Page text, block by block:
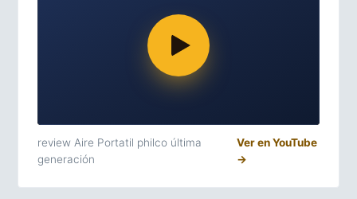
review Aire Portatil philco última
generación
Ver en YouTube
→